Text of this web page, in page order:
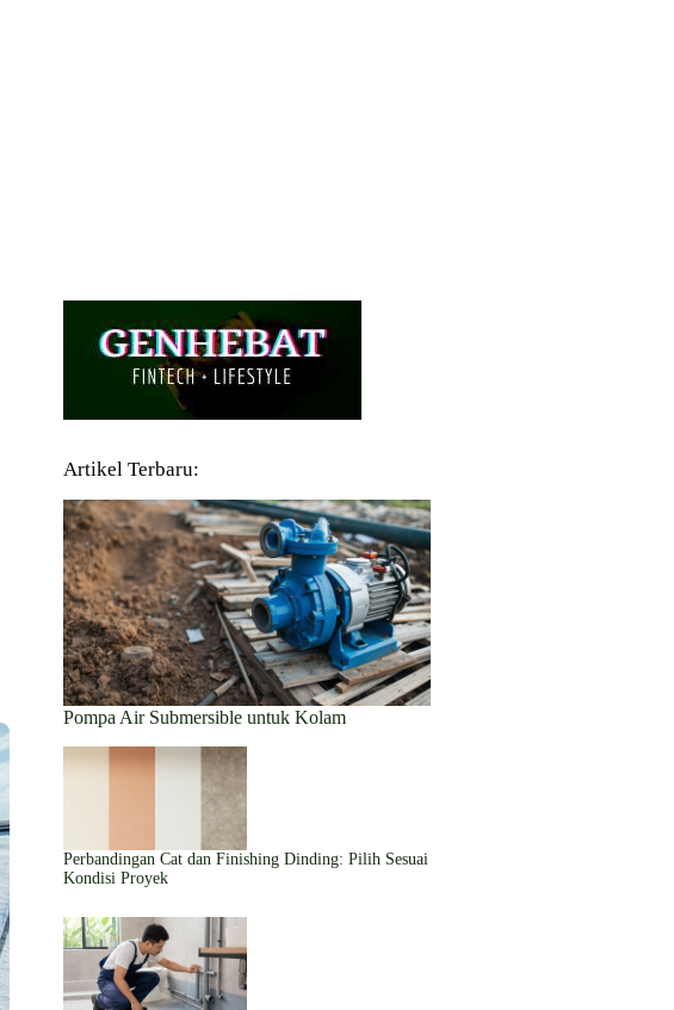
Artikel Terbaru:
Pompa Air Submersible untuk Kolam
Perbandingan Cat dan Finishing Dinding: Pilih Sesuai
Kondisi Proyek